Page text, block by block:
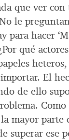
que ver con
le
para hacer
qué
El
de ello
Como
mayor parte
superar ese